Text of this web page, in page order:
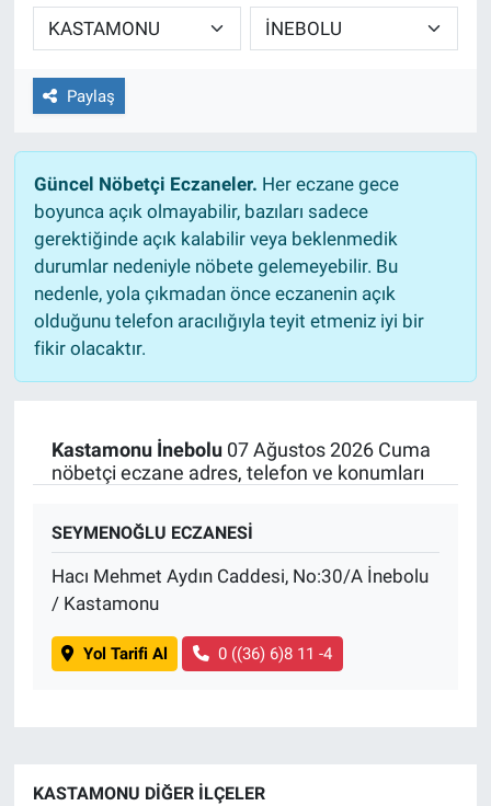
Paylaş
Güncel Nöbetçi Eczaneler. Her eczane gece
boyunca açık olmayabilir, bazıları sadece
gerektiğinde açık kalabilir veya beklenmedik
durumlar nedeniyle nöbete gelemeyebilir. Bu
nedenle, yola çıkmadan önce eczanenin açık
olduğunu telefon aracılığıyla teyit etmeniz iyi bir
fikir olacaktır.
Kastamonu İnebolu07 Ağustos 2026 Cuma
nöbetçi eczane adres, telefon ve konumları
SEYMENOĞLU ECZANESİ
Hacı Mehmet Aydın Caddesi, No:30/A İnebolu
/ Kastamonu
Yol Tarifi Al 0 ((36) 6)8 11 -4
KASTAMONU DIĞER İLÇELER
TEKNOLOJİ
Dünya
İlçeler
MAGAZİN
Bilim, Teknoloji
ASAYİŞ
EĞİTİM
BİLİM VE TEKNOLOJİ
Güvenlik
Bölge